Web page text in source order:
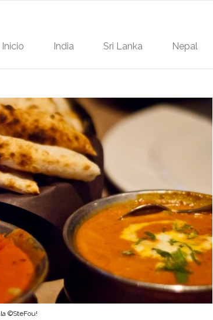
Inicio India Sri Lanka Nepal
©SteFou!